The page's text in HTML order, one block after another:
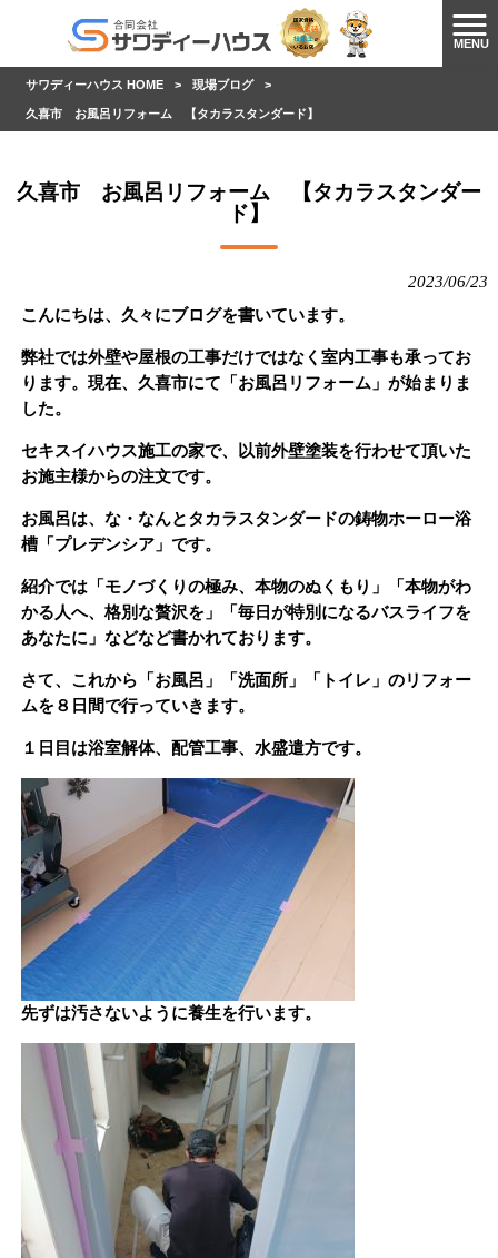
MENU
サワディーハウス HOME > 現場ブログ >
久喜市 お風呂リフォーム 【タカラスタンダード】
久喜市 お風呂リフォーム 【タカラスタンダー
ド】
2023/06/23
こんにちは、久々にブログを書いています。
弊社では外壁や屋根の工事だけではなく室内工事も承ってお
ります。現在、久喜市にて「お風呂リフォーム」が始まりま
した。
セキスイハウス施工の家で、以前外壁塗装を行わせて頂いた
お施主様からの注文です。
お風呂は、な・なんとタカラスタンダードの鋳物ホーロー浴
槽「プレデンシア」です。
紹介では「モノづくりの極み、本物のぬくもり」「本物がわ
かる人へ、格別な贅沢を」「毎日が特別になるバスライフを
あなたに」などなど書かれております。
さて、これから「お風呂」「洗面所」「トイレ」のリフォー
ムを８日間で行っていきます。
１日目は浴室解体、配管工事、水盛遣方です。
先ずは汚さないように養生を行います。